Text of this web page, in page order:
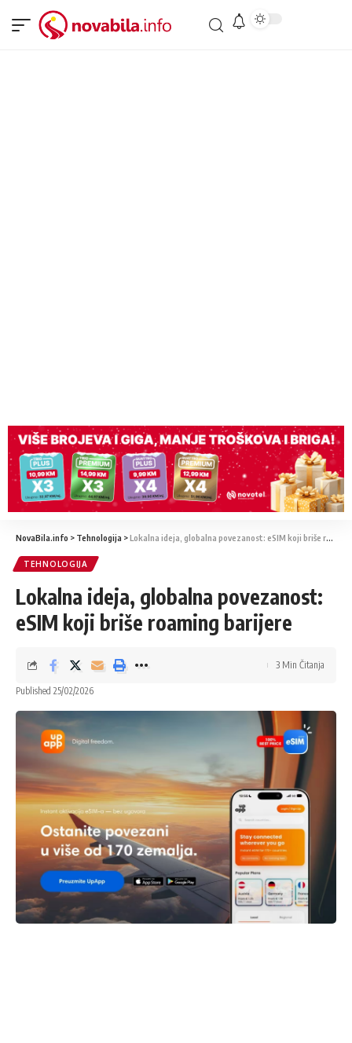
NovaBila.info > Tehnologija >Lokalna ideja, globalna povezanost: eSIM koji briše roaming barijere
TEHNOLOGIJA
Lokalna ideja, globalna povezanost:
eSIM koji briše roaming barijere
Published 25/02/2026
3 Min Čitanja